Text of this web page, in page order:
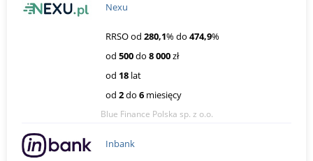
Nexu
RRSO od 280,1% do 474,9%
od 500do 8 000zł
od 18 lat
od 2do 6 miesięcy
Blue Finance Polska sp. z o.o.
Inbank